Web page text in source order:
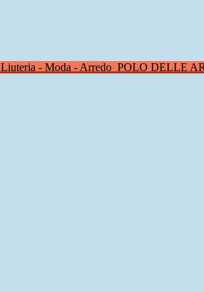
Liuteria - Moda - Arredo POLO DELLE